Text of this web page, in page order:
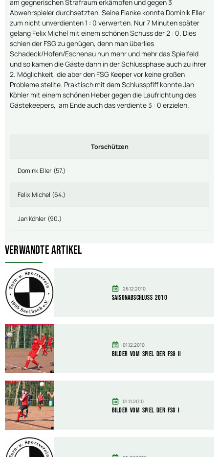
am gegnerischen Strafraum erkämpfen und gegen 3
Abwehrspieler durchsetzten. Seine Flanke konnte Dominik Eller
zum nicht unverdienten 1 : 0 verwerten. Nur 7 Minuten später
gelang Felix Michel mit einem schönen Schuss der 2 : 0. Dies
schien der FSG zu genügen, denn man überlies
Schadeck/Hofen/Eschenau nun mehr und mehr das Spielfeld
und so kamen die Gäste dann in der Schlussphase auch zu ihrer
2. Möglichkeit, die aber den FSG Keeper vor keine großen
Probleme stellte. Praktisch mit dem Schlusspfiff konnte Jan
Köhler mit einem schönen Heber gegen die Laufrichtung des
Gästekeepers, am Ende auch das verdiente 3 : 0 erzielen.
Torschützen
Domink Eller (57.)
Felix Michel (64.)
Jan Köhler (90.)
Verwandte Artikel
26.12.2010
Saisonabschluss 2010
01.12.2010
Bilder vom Spiel der FSG II
01.11.2010
Bilder vom Spiel der FSG I